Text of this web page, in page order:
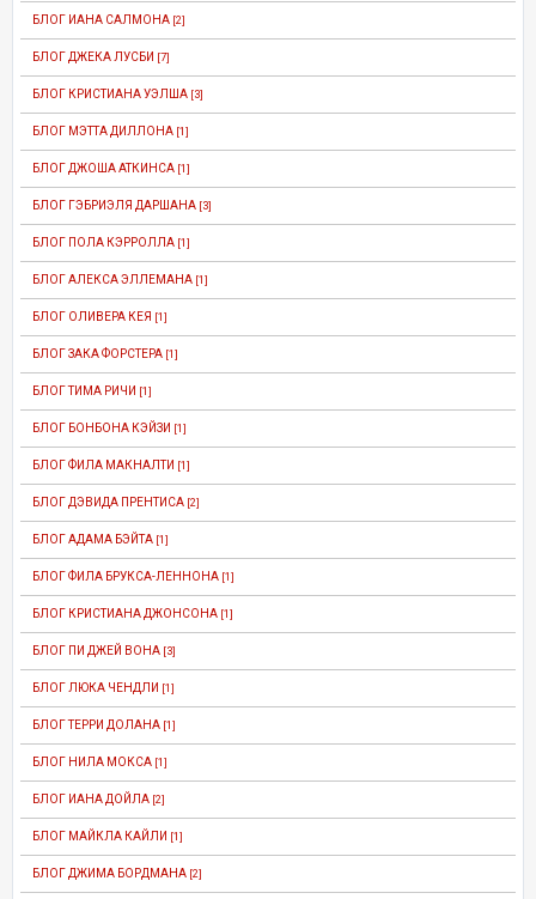
БЛОГ ИАНА САЛМОНА [2]
БЛОГ ДЖЕКА ЛУСБИ [7]
БЛОГ КРИСТИАНА УЭЛША [3]
БЛОГ МЭТТА ДИЛЛОНА [1]
БЛОГ ДЖОША АТКИНСА [1]
БЛОГ ГЭБРИЭЛЯ ДАРШАНА [3]
БЛОГ ПОЛА КЭРРОЛЛА [1]
БЛОГ АЛЕКСА ЭЛЛЕМАНА [1]
БЛОГ ОЛИВЕРА КЕЯ [1]
БЛОГ ЗАКА ФОРСТЕРА [1]
БЛОГ ТИМА РИЧИ [1]
БЛОГ БОНБОНА КЭЙЗИ [1]
БЛОГ ФИЛА МАКНАЛТИ [1]
БЛОГ ДЭВИДА ПРЕНТИСА [2]
БЛОГ АДАМА БЭЙТА [1]
БЛОГ ФИЛА БРУКСА-ЛЕННОНА [1]
БЛОГ КРИСТИАНА ДЖОНСОНА [1]
БЛОГ ПИ ДЖЕЙ ВОНА [3]
БЛОГ ЛЮКА ЧЕНДЛИ [1]
БЛОГ ТЕРРИ ДОЛАНА [1]
БЛОГ НИЛА МОКСА [1]
БЛОГ ИАНА ДОЙЛА [2]
БЛОГ МАЙКЛА КАЙЛИ [1]
БЛОГ ДЖИМА БОРДМАНА [2]